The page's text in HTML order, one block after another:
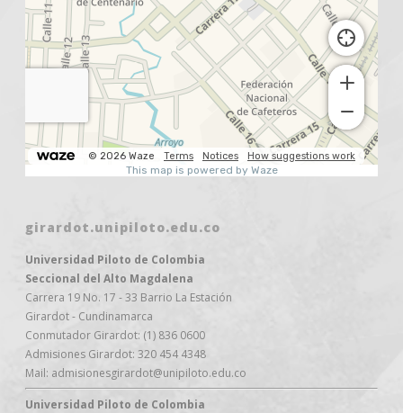
girardot.unipiloto.edu.co
Universidad Piloto de Colombia
Seccional del Alto Magdalena
Carrera 19 No. 17 - 33 Barrio La Estación
Girardot - Cundinamarca
Conmutador Girardot: (1) 836 0600
Admisiones Girardot: 320 454 4348
Mail: admisionesgirardot@unipiloto.edu.co
Universidad Piloto de Colombia